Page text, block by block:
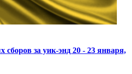
сборов за уик-энд 20 - 23 января,